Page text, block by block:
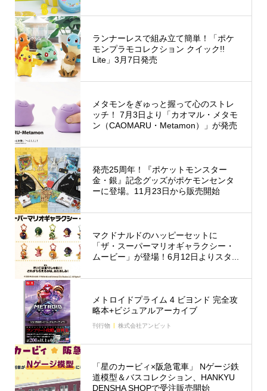
ランナーレスで組み立て簡単！「ポケ
モンプラモコレクション クイック!!
Lite」3月7日発売
メタモンをぎゅっと握って心のストレ
ッチ！ 7月3日より「カオマル・メタモ
ン（CAOMARU・Metamon）」が発売
発売25周年！『ポケットモンスター
金・銀』記念グッズがポケモンセンタ
ーに登場。11月23日から販売開始
マクドナルドのハッピーセットに
「ザ・スーパーマリオギャラクシー・
ムービー」が登場！6月12日よりスタ...
メトロイドプライム 4 ビヨンド 完全攻
略本+ビジュアルアーカイブ
刊行物 株式会社アンビット
「星のカービィ×阪急電車」 Nゲージ鉄
道模型＆バスコレクション、HANKYU
DENSHA SHOPで受注販売開始